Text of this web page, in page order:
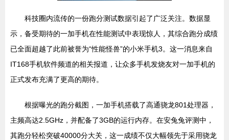
科技圈内流传的一份跑分测试数据引起了广泛关注。数据显
示，备受期待的一加手机在性能测试中表现惊人，其综合跑分成绩
已全面超越了此前被誉为“性能怪兽”的小米手机3。这一消息来自
IT168手机软件频道的相关报道，让众多手机发烧友对一加手机的
正式发布充满了更高的期待。
根据曝光的跑分截图，一加手机搭载了高通骁龙801处理器，
主频高达2.5GHz，并配备了3GB的运行内存。在安兔兔评测中，
其跑分轻松突破40000分大关，这一成绩不仅大幅领先于采用骁龙